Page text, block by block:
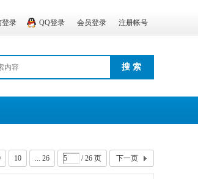
登录
QQ登录 会员登录 注册帐号
搜 索
10 ... 26 / 26 页 下一页